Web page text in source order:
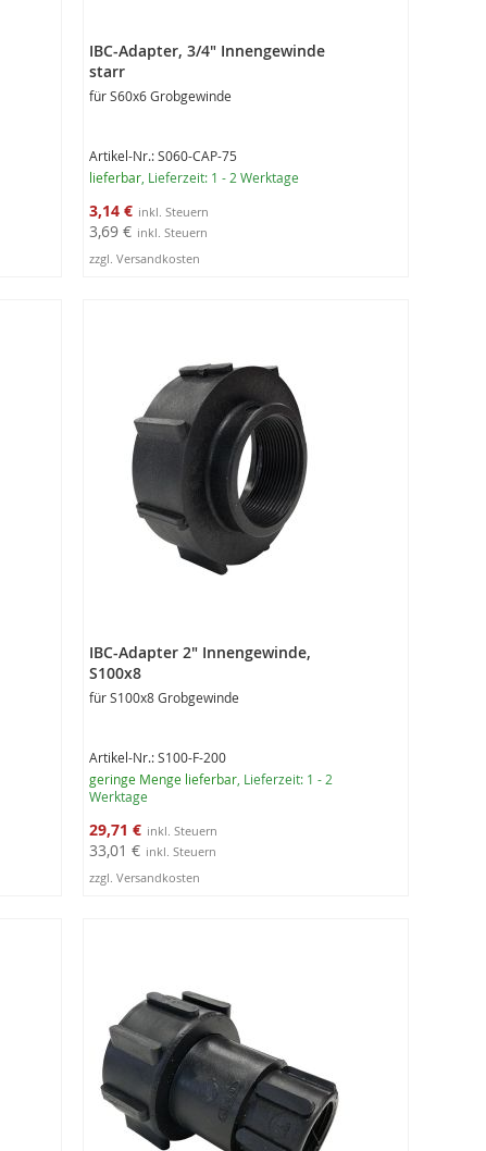
IBC-Adapter, 3/4" Innengewinde
starr
für S60x6 Grobgewinde
Artikel-Nr.: S060-CAP-75
lieferbar , Lieferzeit: 1 - 2 Werktage
Sonderangebot
3,14 €
3,69 €
zzgl. Versandkosten
IBC-Adapter 2" Innengewinde,
S100x8
für S100x8 Grobgewinde
Artikel-Nr.: S100-F-200
geringe Menge lieferbar , Lieferzeit: 1 - 2
Werktage
Sonderangebot
29,71 €
33,01 €
zzgl. Versandkosten